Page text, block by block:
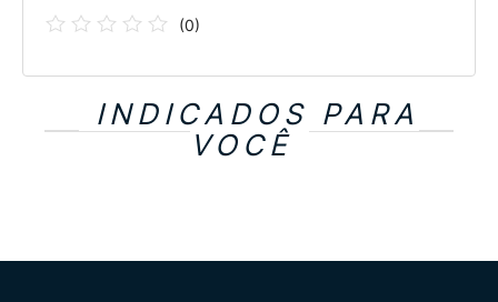
(0)
INDICADOS PARA
VOCÊ